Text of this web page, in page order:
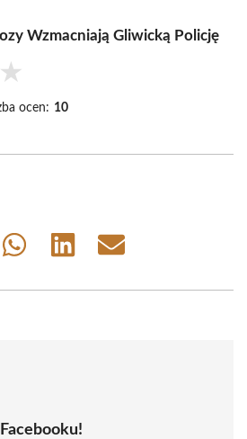
Wzmacniają Gliwicką Policję
★
ocen: 10
Share
Share
Share